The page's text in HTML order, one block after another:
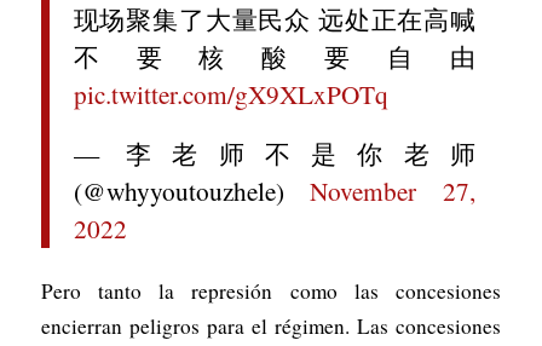
现场聚集了大量民众 远处正在高喊
不要核酸要自由
pic.twitter.com/gX9XLxPOTq
— 李老师不是你老师
(@whyyoutouzhele)November 27,
2022
Pero tanto la represión como las concesiones
encierran peligros para el régimen. Las concesiones